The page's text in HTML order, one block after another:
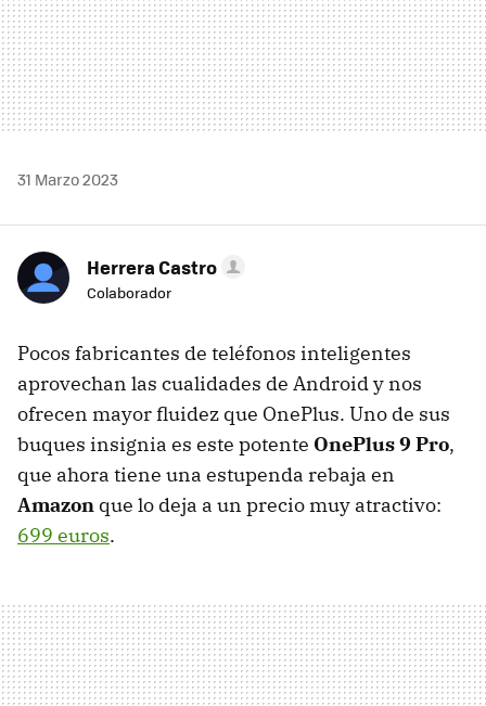
31 Marzo 2023
Herrera Castro
Colaborador
Pocos fabricantes de teléfonos inteligentes
aprovechan las cualidades de Android y nos
ofrecen mayor fluidez que OnePlus. Uno de sus
buques insignia es este potente OnePlus 9 Pro,
que ahora tiene una estupenda rebaja en
Amazon que lo deja a un precio muy atractivo:
699 euros.